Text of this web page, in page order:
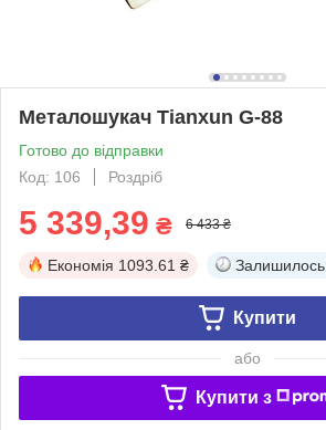
Металошукач Tianxun G-88
Готово до відправки
Код: 106
Роздріб
5 339,39 ₴ 6 433 ₴
Економія 1093.61 ₴ Залишилось
Купити
або
Купити з